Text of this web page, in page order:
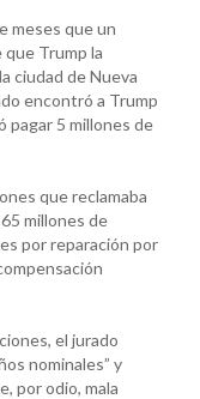
meses que un
que Trump la
ciudad de Nueva
encontró a Trump
pagar 5 millones de
que reclamaba
millones de
por reparación por
el jurado
nominales” y
por odio, mala